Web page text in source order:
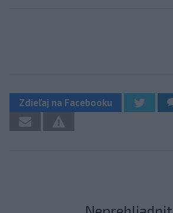
Zdieľaj na Facebooku